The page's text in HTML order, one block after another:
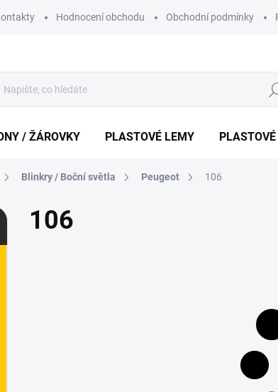
Hodnocení obchodu Obchodní podmínky
/ ŽÁROVKY PLASTOVÉ LEMY
Blinkry / Boční světla Peugeot 106
106